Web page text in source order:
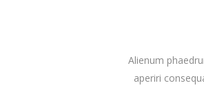
Alienum
aperiri